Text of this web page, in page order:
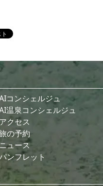
コンシェルジュ
温泉コンシェルジュ
クセス
の予約
ニュース
ンフレット